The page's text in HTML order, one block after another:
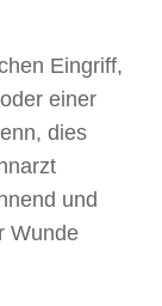
Eingriff,
einer
dies
und
Wunde